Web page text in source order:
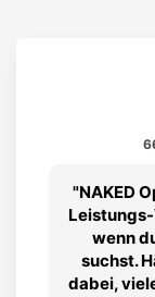
NAKED
wenn
suchst.
dabei,